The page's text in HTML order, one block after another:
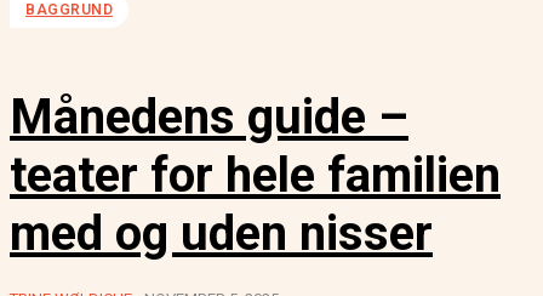
BAGGRUND
Månedens guide –
teater for hele familien
med og uden nisser